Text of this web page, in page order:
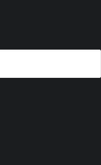
à
ou à